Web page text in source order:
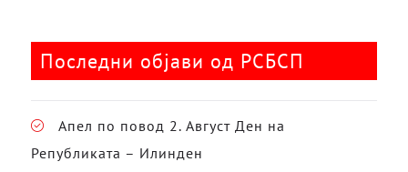
Последни објави од РСБСП
Апел по повод 2. Август Ден на
Републиката – Илинден